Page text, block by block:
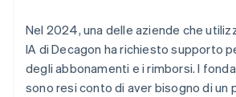
Nel 2024, una delle aziende che
IA di Decagon ha richiesto supporto
degli abbonamenti e i rimborsi. I
sono resi conto di aver bisogno di un